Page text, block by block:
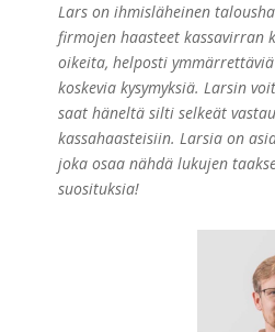
Lars on ihmisläheinen
firmojen haasteet
oikeita, helposti
koskevia kysymyksiä. Larsin voit
saat häneltä silti selkeät
kassahaasteisiin. Larsia on
joka osaa nähdä lukujen
suosituksia!